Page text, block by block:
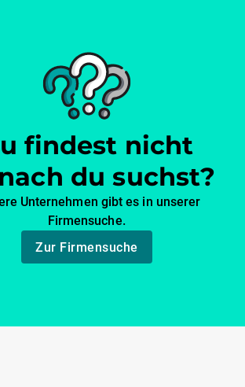
findest nicht
du suchst?
Unternehmen gibt es in unserer
Firmensuche.
Zur Firmensuche